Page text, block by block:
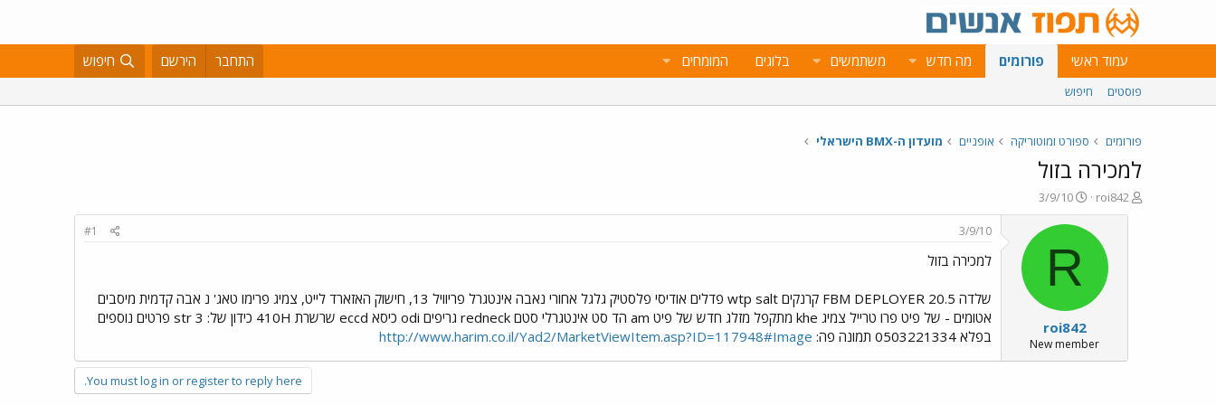
עמוד ראשי פורומים מה חדש משתמשים בלוגים המומחים התחבר הירשם חיפוש
פוסטים חיפוש
פורומים ספורט ומוטוריקה אופניים מועדון ה-BMX הישראלי
למכירה בזול
פ
ו
roi842
פ
ו
ר
ם
ב
א
ר
י
ך
3/9/10
R
roi842
New member
3/9/10
#1
למכירה בזול
שלדה FBM DEPLOYER 20.5 קרנקים wtp salt פדלים אודיסי פלסטיק גלגל אחורי נאבה אינטגרל פריוויל 13, חישוק האזארד לייט, צמיג פרימו טאג' נ אבה קדמית מיסבים
אטומים - של פיט פרו טרייל צמיג khe מתקפל מזלג חדש של פיט am הד סט אינטגרלי סטם redneck גריפים odi כיסא eccd שרשרת 410H כידון של: str 3 פרטים נוספים
בפלא 0503221334 תמונה פה:
http://www.harim.co.il/Yad2/MarketViewItem.asp?ID=117948#Image
You must log in or register to reply here.